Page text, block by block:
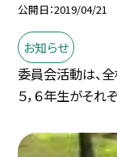
公開日 2019/04/21
お知らせ
委員会活動は、
５，６年生がそ